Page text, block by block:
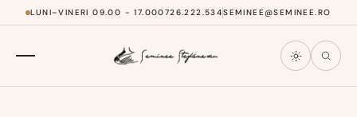
LUNI–VINERI 09.00 - 17.000726.222.534SEMINEE@SEMINEE.RO